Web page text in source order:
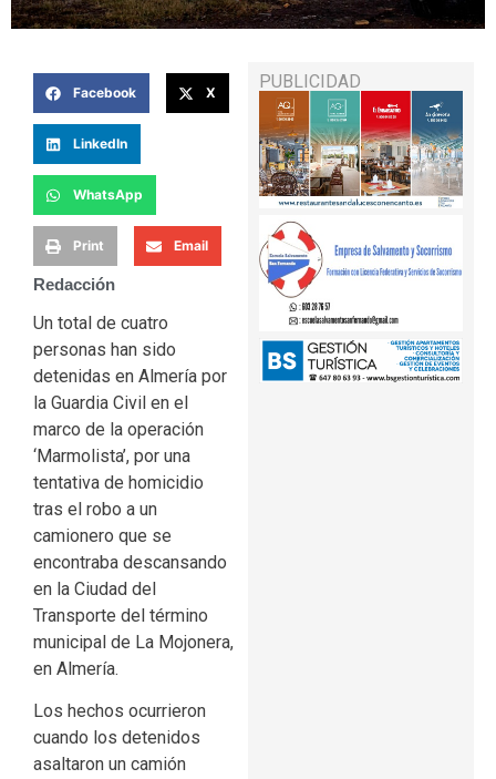
Facebook X
LinkedIn
WhatsApp
Print Email
Redacción
Un total de cuatro
personas han sido
detenidas en Almería por
la Guardia Civil en el
marco de la operación
‘Marmolista’, por una
tentativa de homicidio
tras el robo a un
camionero que se
encontraba descansando
en la Ciudad del
Transporte del término
municipal de La Mojonera,
en Almería.
Los hechos ocurrieron
cuando los detenidos
asaltaron un camión
PUBLICIDAD